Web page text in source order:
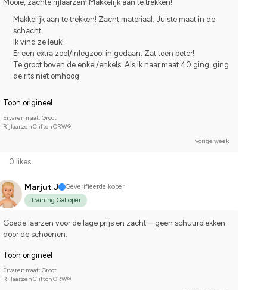
Mooie, zachte rijlaarzen! Makkelijk aan te trekken!
Makkelijk aan te trekken! Zacht materiaal. Juiste maat in de
schacht.
Ik vind ze leuk!
Er een extra zool/inlegzool in gedaan. Zat toen beter!
Te groot boven de enkel/enkels. Als ik naar maat 40 ging, ging
de rits niet omhoog.
Toon origineel
Ervaren maat: Groot
Rijlaarzen Clifton CRW®
vorige week
0 likes
Marjut J
Geverifieerde koper
Training Galloper
Goede laarzen voor de lage prijs en zacht—geen schuurplekken
door de schoenen.
Toon origineel
Ervaren maat: Groot
Rijlaarzen Clifton CRW®